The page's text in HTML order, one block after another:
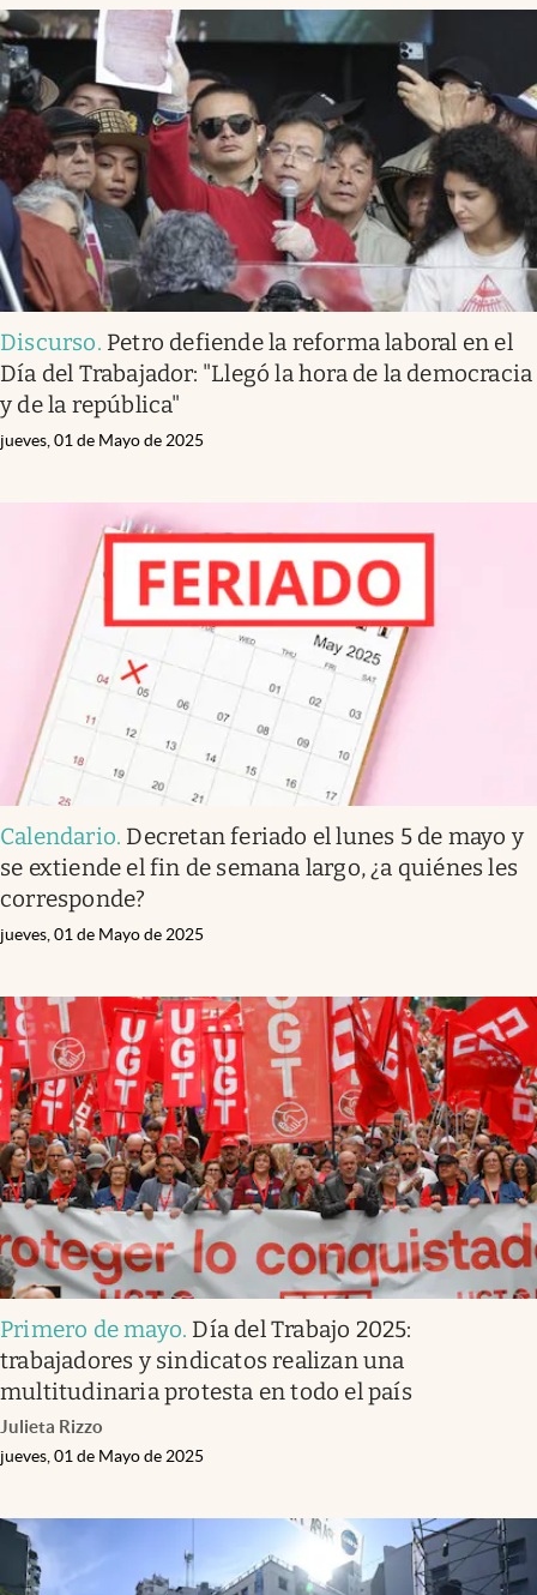
Discurso. Petro defiende la reforma laboral en el
Día del Trabajador: "Llegó la hora de la democracia
y de la república"
jueves, 01 de Mayo de 2025
Calendario. Decretan feriado el lunes 5 de mayo y
se extiende el fin de semana largo, ¿a quiénes les
corresponde?
jueves, 01 de Mayo de 2025
Primero de mayo. Día del Trabajo 2025:
trabajadores y sindicatos realizan una
multitudinaria protesta en todo el país
Julieta Rizzo
jueves, 01 de Mayo de 2025